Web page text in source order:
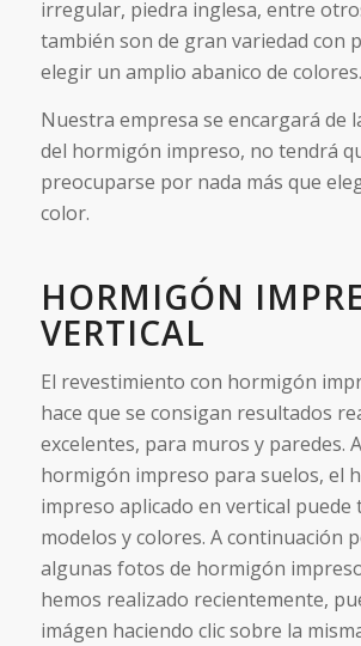
irregular, piedra inglesa, entre
también son de gran variedad con
elegir un amplio abanico de colores.
Nuestra empresa se encargará de
del hormigón impreso, no tendrá
preocuparse por nada más que
color.
HORMIGÓN
VERTICAL
El revestimiento con hormigón
hace que se consigan resultados
excelentes, para muros y paredes.
hormigón impreso para suelos, el
impreso aplicado en vertical puede
modelos y colores. A continuación
algunas fotos de hormigón
hemos realizado recientemente,
imágen haciendo clic sobre la